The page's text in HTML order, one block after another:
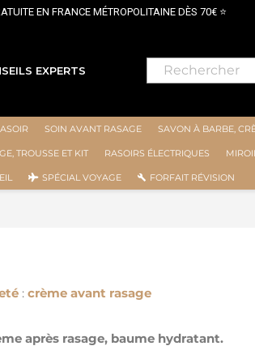
DÈS 70€ ⭐
EXPERTS
SOIN AVANT RASAGE SAVON À BARBE,
TROUSSE ET KIT RASOIRS ÉLECTRIQUES
SPÉCIAL VOYAGE FORFAIT RÉVISION
: crème avant rasage
après rasage, baume hydratant.